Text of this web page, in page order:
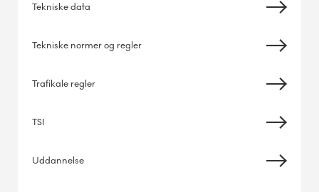
Tekniske data
Tekniske normer og regler
Trafikale regler
TSI
Uddannelse